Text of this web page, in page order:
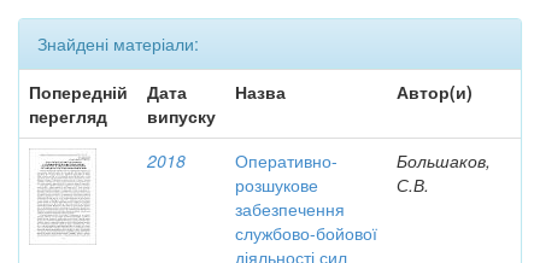
Знайдені матеріали:
Попередній
перегляд
Дата
випуску
Назва Автор(и)
2018
Оперативно-
розшукове
забезпечення
службово-бойової
діяльності сил
Большаков,
С.В.